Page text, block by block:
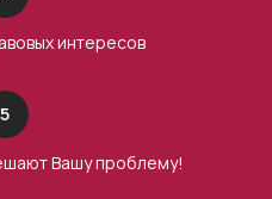
интересов
5
Вашу проблему!